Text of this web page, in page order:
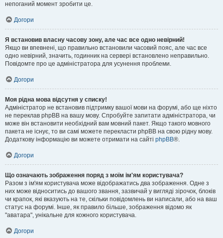
непоганий момент зробити це.
Догори
Я встановив власну часову зону, але час все одно невірний!
Якщо ви впевнені, що правильно встановили часовий пояс, але час все
одно невірний, значить, годинник на сервері встановлено неправильно.
Повідомте про це адміністратора для усунення проблеми.
Догори
Моя рідна мова відсутня у списку!
Адміністратор не встановив підтримку вашої мови на форумі, або ще ніхто
не переклав phpBB на вашу мову. Спробуйте запитати адміністратора, чи
може він встановити необхідний вам мовний пакет. Якщо такого мовного
пакета не існує, то ви самі можете перекласти phpBB на свою рідну мову.
Додаткову інформацію ви можете отримати на сайті phpBB®.
Догори
Що означають зображення поряд з моїм ім'ям користувача?
Разом з ім'ям користувача може відображатись два зображення. Одне з
них може відноситись до вашого звання, зазвичай у вигляді зірочок, блоків
чи крапок, які вказують на те, скільки повідомлень ви написали, або на ваш
статус на форумі. Інше, як правило більше, зображення відомо як
"аватара", унікальне для кожного користувача.
Догори